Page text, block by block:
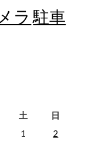
ラ 駐車
土
日
1
2